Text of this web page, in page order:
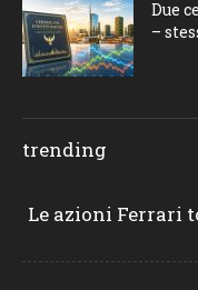
Due
–
trending
Le azioni Ferrari